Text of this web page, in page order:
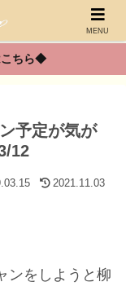
こちら◆
予定が気が
12
2021.11.03
ンをしようと柳
MENU